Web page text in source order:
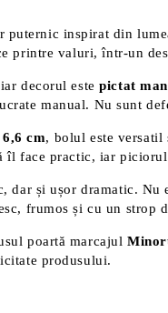
puternic inspirat din
printre valuri, într-un
decorul estepictat
manual. Nu sunt
6,6 cm, bolul este versatil
îl face practic, iar
și ușor dramatic. Nu
frumos și cu un strop
poartă marcajul
produsului.